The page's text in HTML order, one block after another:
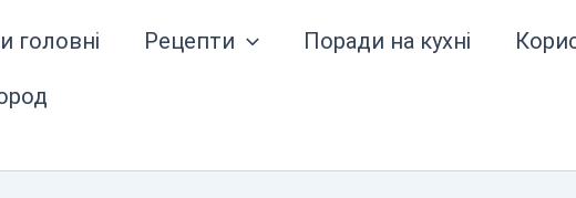
головні Рецепти Поради на кухні